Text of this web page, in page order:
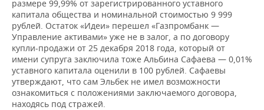
размере 99,99% от зарегистрированного уставного
капитала общества и номинальной стоимостью 9 999
рублей. Остаток «Идеи» перешел «Газпромбанк —
Управление активами» уже не в залог, а по договору
купли-продажи от 25 декабря 2018 года, который от
имени супруга заключила тоже Альбина Сафаева — 0,01%
уставного капитала оценили в 100 рублей. Сафаевы
утверждают, что сам Эльбек не имел возможности
ознакомиться с положениями заключаемого договора,
находясь под стражей.